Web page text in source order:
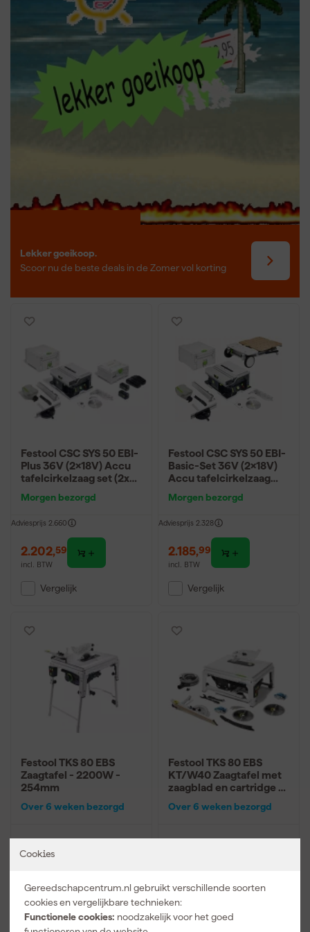
Cookies
Gereedschapcentrum.nl gebruikt verschillende soorten
cookies en vergelijkbare technieken:
Functionele cookies: noodzakelijk voor het goed
producten. Zo biedt een Festool zaagtafel optimale controle,
veiligheid en werkplezier bij elke klus, precies wat je van Festool
mag verwachten.
Lekker goeikoop.
Scoor nu de beste deals in de Zomer vol korting
Festool CSC SYS 50 EBI-
Plus 36V (2x18V) Accu
tafelcirkelzaag set (2x
Morgen bezorgd
Adviesprijs 2.660
2.202,59
incl. BTW
Vergelijk
Festool CSC SYS 50 EBI-
Basic-Set 36V (2x18V)
Accu tafelcirkelzaag
accessoires - 168mm
Morgen bezorgd
Adviesprijs 2.328
2.185,99
incl. BTW
Vergelijk
Festool TKS 80 EBS
Zaagtafel - 2200W -
254mm
Over 6 weken bezorgd
2.498,
Vergelijk
Festool TKS 80 EBS
KT/W40 Zaagtafel met
zaagblad en cartridge -
Over 6 weken bezorgd